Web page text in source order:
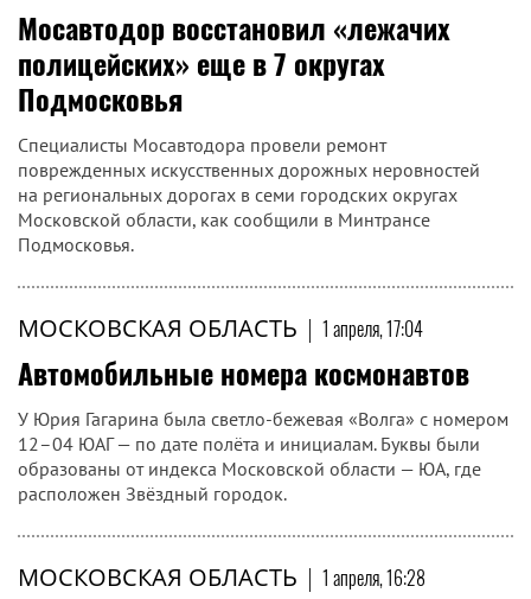
Мосавтодор восстановил «лежачих
полицейских» еще в 7 округах
Подмосковья
Специалисты Мосавтодора провели ремонт
поврежденных искусственных дорожных неровностей
на региональных дорогах в семи городских округах
Московской области, как сообщили в Минтрансе
Подмосковья.
МОСКОВСКАЯ ОБЛАСТЬ | 1 апреля, 17:04
Автомобильные номера космонавтов
У Юрия Гагарина была светло-бежевая «Волга» с номером
12–04 ЮАГ — по дате полёта и инициалам. Буквы были
образованы от индекса Московской области — ЮА, где
расположен Звёздный городок.
МОСКОВСКАЯ ОБЛАСТЬ | 1 апреля, 16:28